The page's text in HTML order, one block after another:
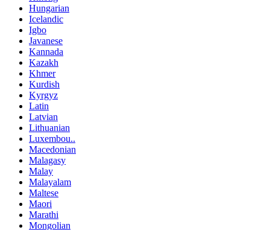
Hungarian
Icelandic
Igbo
Javanese
Kannada
Kazakh
Khmer
Kurdish
Kyrgyz
Latin
Latvian
Lithuanian
Luxembou..
Macedonian
Malagasy
Malay
Malayalam
Maltese
Maori
Marathi
Mongolian